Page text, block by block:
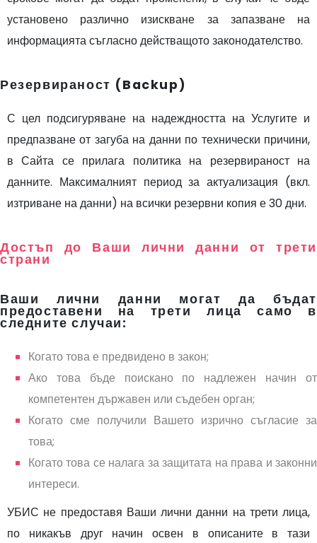
установено различно изискване за запазване на
информацията съгласно действащото законодателство.
Резервираност (Backup)
С цел подсигуряване на надеждността на Услугите и
предпазване от загуба на данни по технически причини,
в Сайта се прилага политика на резервираност на
данните. Максималният период за актуализация (вкл.
изтриване на данни) на всички резервни копия е 30 дни.
Достъп до Ваши лични данни от трети
страни
Ваши лични данни могат да бъдат
предоставени на трети лица само в
следните случаи:
Когато това е предвидено в закон;
Ако това бъде поискано по надлежен начин от
компетентен държавен или съдебен орган;
Когато сме получили Вашето изрично съгласие за
това;
Когато това се налага за защитата на права и законни
интереси.
УБИС не предоставя Ваши лични данни на трети лица,
по никакъв друг начин освен в описаните в тази